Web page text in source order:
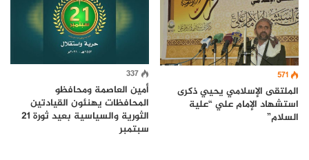
571
الملتقى الإسلامي يحيي ذكرى
استشهاد الإمام علي “علية
السلام”
337
أمين العاصمة ومحافظو
المحافظات يهنئون القيادتين
الثورية والسياسية بعيد ثورة 21
سبتمبر